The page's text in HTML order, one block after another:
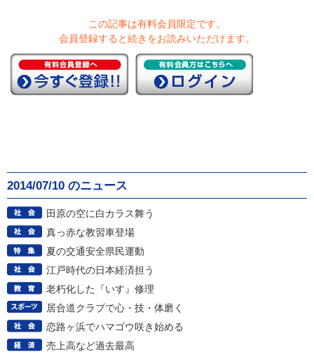
この記事は有料会員限定です。
会員登録すると続きをお読みいただけます。
2014/07/10 のニュース
田原の空に白カラス舞う
真っ赤な教習車登場
夏の交通安全県民運動
江戸時代の日本経済担う
老朽化した『いす』修理
居合道クラブで心・技・体磨く
恋路ヶ浜でハマゴウ咲き始める
売上高など過去最高